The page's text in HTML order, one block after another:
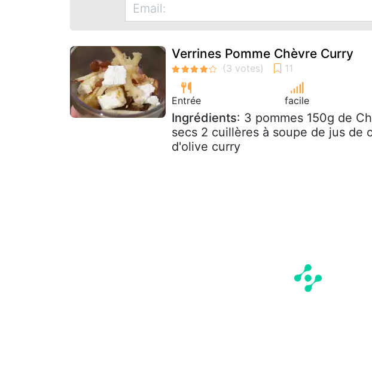
Verrines Pomme Chèvre Curry
Entrée facile
Ingrédients: 3 pommes 150g de
secs 2 cuillères à soupe de jus de
d'olive curry